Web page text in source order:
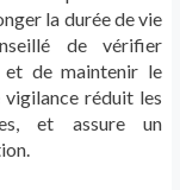
la durée de vie
de vérifier
et de maintenir le
réduit les
et assure un